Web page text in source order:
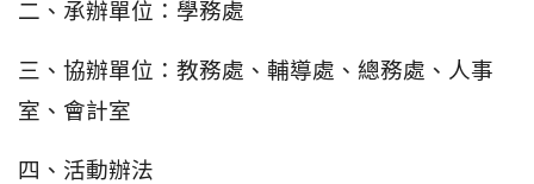
二、承辦單位：學務處
三、協辦單位：教務處、輔導處、總務處、人事
室、會計室
四、活動辦法